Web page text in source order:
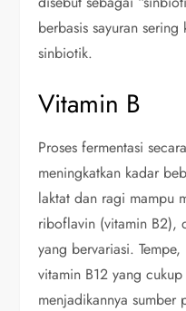
berbasis sayuran
sinbiotik.
Vitamin B
Proses fermentasi
meningkatkan kadar
laktat dan ragi mampu
riboflavin (vitamin B2),
yang bervariasi.
vitamin B12 yang
menjadikannya